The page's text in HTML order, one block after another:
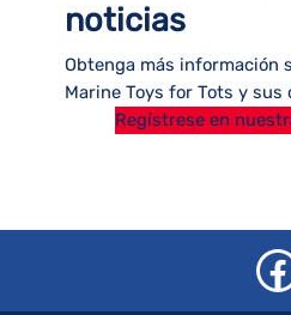
noticias
Obtenga más información
Marine Toys for Tots y sus
Regístrese en